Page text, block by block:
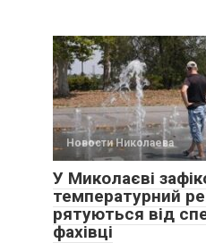
Новости Николаева
У Миколаєві
температурний
рятуються від
фахівці